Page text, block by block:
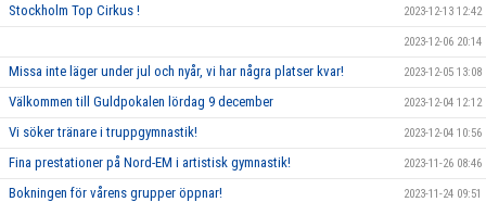
Stockholm Top Cirkus ! 2023-12-13 12:42
2023-12-06 20:14
Missa inte läger under jul och nyår, vi har några platser kvar! 2023-12-05 13:08
Välkommen till Guldpokalen lördag 9 december 2023-12-04 12:12
Vi söker tränare i truppgymnastik! 2023-12-04 10:56
Fina prestationer på Nord-EM i artistisk gymnastik! 2023-11-26 08:46
Bokningen för vårens grupper öppnar! 2023-11-24 09:51